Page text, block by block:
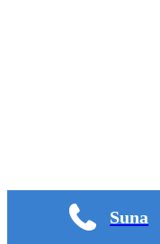
Suna